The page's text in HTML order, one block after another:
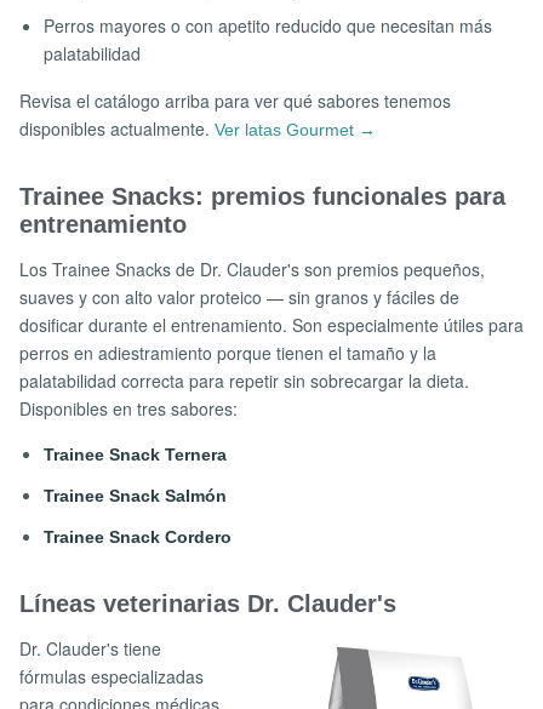
Perros mayores o con apetito reducido que necesitan más
palatabilidad
Revisa el catálogo arriba para ver qué sabores tenemos
disponibles actualmente. Ver latas Gourmet →
Trainee Snacks: premios funcionales para
entrenamiento
Los Trainee Snacks de Dr. Clauder's son premios pequeños,
suaves y con alto valor proteico — sin granos y fáciles de
dosificar durante el entrenamiento. Son especialmente útiles para
perros en adiestramiento porque tienen el tamaño y la
palatabilidad correcta para repetir sin sobrecargar la dieta.
Disponibles en tres sabores:
Trainee Snack Ternera
Trainee Snack Salmón
Trainee Snack Cordero
Líneas veterinarias Dr. Clauder's
Dr. Clauder's tiene
fórmulas especializadas